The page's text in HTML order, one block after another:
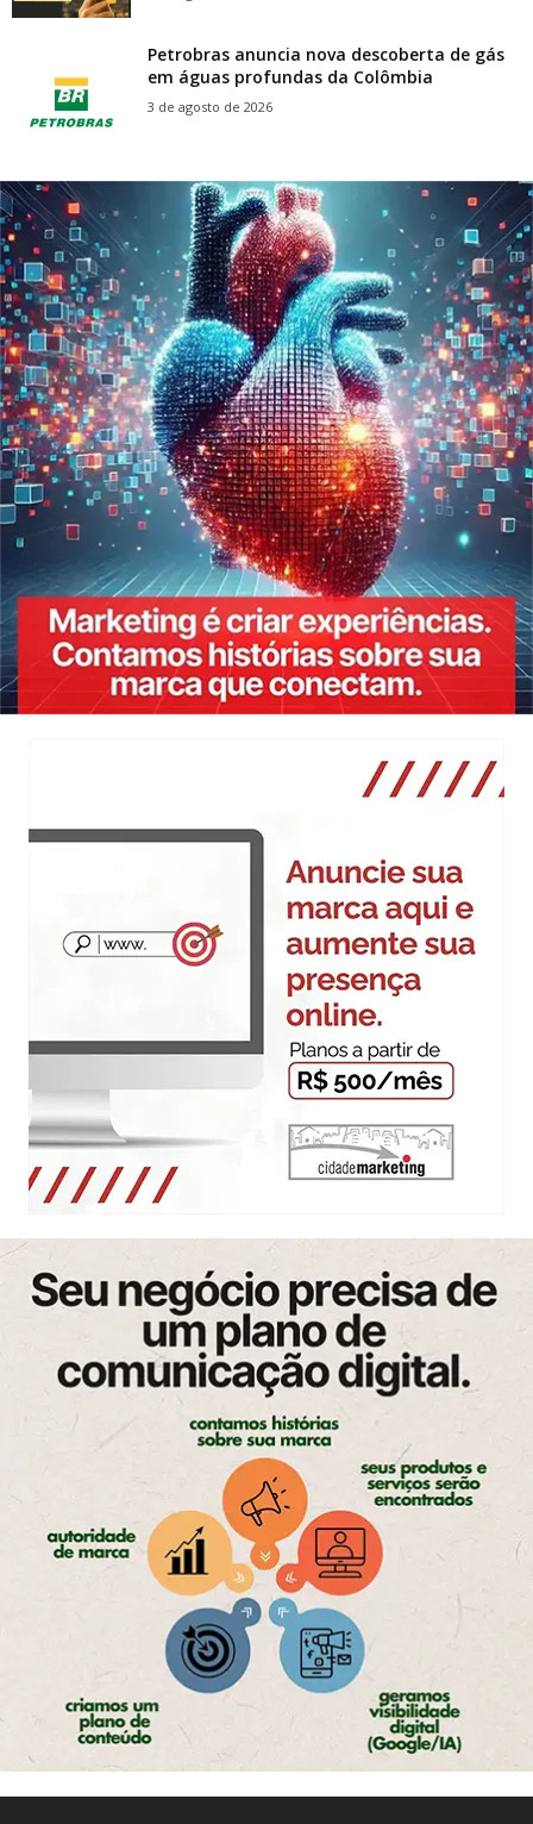
Petrobras anuncia nova descoberta de gás
em águas profundas da Colômbia
3 de agosto de 2026